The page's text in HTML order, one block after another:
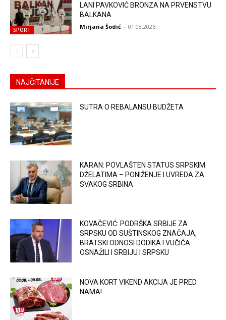
SPORT
LANI PAVKOVIĆ BRONZA NA PRVENSTVU
BALKANA
Mirjana Šodić - 01.08.2026.
NAJČITANIJE
SUTRA O REBALANSU BUDŽETA
KARAN: POVLAŠTEN STATUS SRPSKIM
DŽELATIMA – PONIŽENJE I UVREDA ZA
SVAKOG SRBINA
KOVAČEVIĆ: PODRŠKA SRBIJE ZA
SRPSKU OD SUŠTINSKOG ZNAČAJA,
BRATSKI ODNOSI DODIKA I VUČIĆA
OSNAŽILI I SRBIJU I SRPSKU
NOVA KORT VIKEND AKCIJA JE PRED
NAMA!